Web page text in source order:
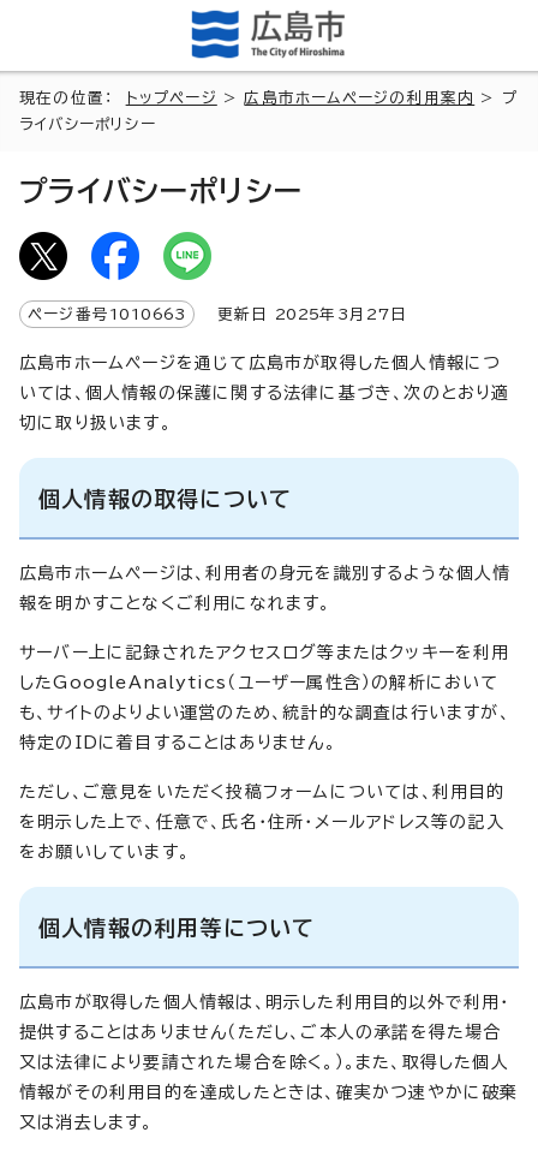
現在の位置： トップページ >広島市ホームページの利用案内
> プ
ライバシーポリシー
プライバシーポリシー
ページ番号 1010663 更新日 2025年3月 27 日
広島市ホームページを通じて広島市が取得した個人情報につ
いては、個人情報の保護に関する法律に基づき、次のとおり適
切に取り扱います。
個人情報の取得について
広島市ホームページは、利用者の身元を識別するような個人情
報を明かすことなくご利用になれます。
サーバー上に記録されたアクセスログ等またはクッキーを利用
したGoogleAnalytics（ユーザー属性含）の解析において
も、サイトのよりよい運営のため、統計的な調査は行いますが、
特定のIDに着目することはありません。
ただし、ご意見をいただく投稿フォームについては、利用目的
を明示した上で、任意で、氏名・住所・メールアドレス等の記入
をお願いしています。
個人情報の利用等について
広島市が取得した個人情報は、明示した利用目的以外で利用・
提供することはありません（ただし、ご本人の承諾を得た場合
又は法律により要請された場合を除く。）。また、取得した個人
情報がその利用目的を達成したときは、確実かつ速やかに破棄
又は消去します。